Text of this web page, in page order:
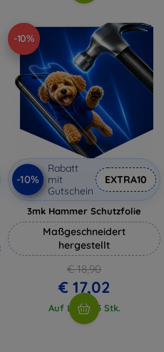
-10%
-10%
Rabatt
mit
Gutschein
EXTRA10
3mk Hammer Schutzfolie
Maßgeschneidert
hergestellt
€ 18,90
€ 17,02
Auf Lager 3 Stk.